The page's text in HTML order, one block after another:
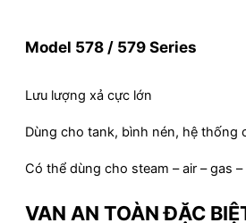
Model 578 / 579 Series
Lưu lượng xả cực lớn
Dùng cho tank, bình nén, hệ thống
Có thể dùng cho steam – air – gas –
VAN AN TOÀN ĐẶC